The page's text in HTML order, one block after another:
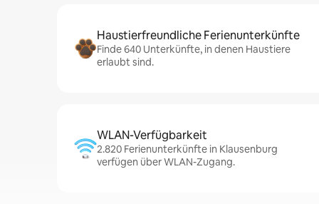
Haustierfreundliche Ferienunterkünfte
Finde 640 Unterkünfte, in denen Haustiere
erlaubt sind.
WLAN-Verfügbarkeit
2.820 Ferienunterkünfte in Klausenburg
verfügen über WLAN-Zugang.